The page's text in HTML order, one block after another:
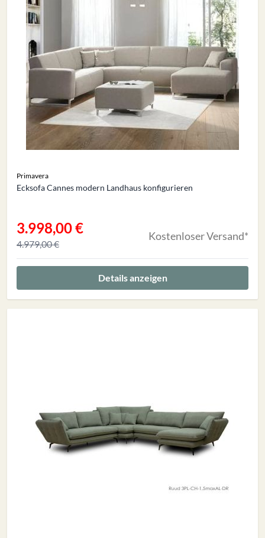
Primavera
Ecksofa Cannes modern Landhaus konfigurieren
Sonderangebot
3.998,00 €
4.979,00 €
Kostenloser Versand*
Details anzeigen